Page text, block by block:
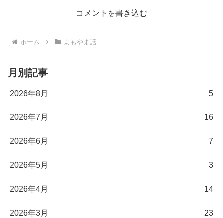
コメントを書き込む
ホーム よもやま話
月別記事
2026年8月 5
2026年7月 16
2026年6月 7
2026年5月 3
2026年4月 14
2026年3月 23